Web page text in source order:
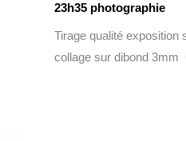
23h35 photographie
Tirage qualité exposition
collage sur dibond 3mm